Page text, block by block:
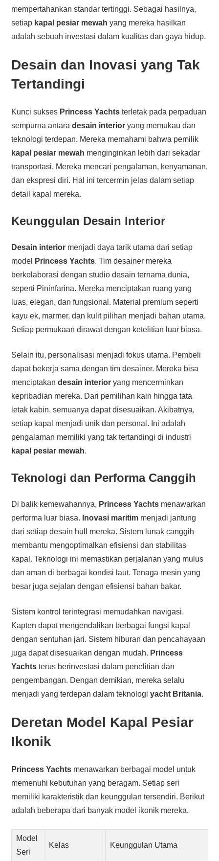
mempertahankan standar tertinggi. Sebagai hasilnya,
setiap kapal pesiar mewah yang mereka hasilkan
adalah sebuah investasi dalam kualitas dan gaya hidup.
Desain dan Inovasi yang Tak
Tertandingi
Kunci sukses Princess Yachtsterletak pada perpaduan
sempurna antara desain interioryang memukau dan
teknologi terdepan. Mereka memahami bahwa pemilik
kapal pesiar mewah menginginkan lebih dari sekadar
transportasi. Mereka mencari pengalaman, kenyamanan,
dan ekspresi diri. Hal ini tercermin jelas dalam setiap
detail kapal mereka.
Keunggulan Desain Interior
Desain interiormenjadi daya tarik utama dari setiap
model
Princess Yachts. Tim desainer mereka
berkolaborasi dengan studio desain ternama dunia,
seperti Pininfarina. Mereka menciptakan ruang yang
luas, elegan, dan fungsional. Material premium seperti
kayu ek, marmer, dan kulit pilihan menjadi bahan utama.
Setiap permukaan dirawat dengan ketelitian luar biasa.
Selain itu, personalisasi menjadi fokus utama. Pembeli
dapat bekerja sama dengan tim desainer. Mereka bisa
menciptakan desain interioryang mencerminkan
kepribadian mereka. Dari pemilihan kain hingga tata
letak kabin, semuanya dapat disesuaikan. Akibatnya,
setiap kapal menjadi unik dan personal. Ini adalah
pengalaman memiliki yang tak tertandingi di industri
kapal pesiar mewah.
Teknologi dan Performa Canggih
Di balik kemewahannya, Princess Yachtsmenawarkan
performa luar biasa. Inovasi maritimmenjadi jantung
dari setiap desain hull mereka. Sistem lunak canggih
membantu mengoptimalkan efisiensi dan stabilitas
kapal. Teknologi ini memastikan perjalanan yang mulus
dan aman di berbagai kondisi laut. Tenaga mesin yang
besar juga sejalan dengan efisiensi bahan bakar.
Sistem kontrol terintegrasi memudahkan navigasi.
Kapten dapat mengendalikan berbagai fungsi kapal
dengan sentuhan jari. Sistem hiburan dan pencahayaan
juga dapat disesuaikan dengan mudah. Princess
Yachtsterus berinvestasi dalam penelitian dan
pengembangan. Dengan demikian, mereka selalu
menjadi yang terdepan dalam teknologi yacht Britania.
Deretan Model Kapal Pesiar
Ikonik
Princess Yachtsmenawarkan berbagai model untuk
memenuhi kebutuhan yang beragam. Setiap seri
memiliki karakteristik dan keunggulan tersendiri. Berikut
adalah beberapa dari banyak model ikonik mereka.
Model
Seri
Kelas Keunggulan Utama